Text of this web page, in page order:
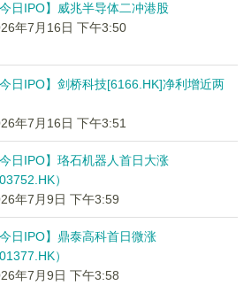
今日IPO】威兆半导体二冲港股
年7月16日 下午3:50
今日IPO】剑桥科技[6166.HK]净利增近两
年7月16日 下午3:51
今日IPO】珞石机器人首日大涨
03752.HK）
年7月9日 下午3:59
今日IPO】鼎泰高科首日微涨
01377.HK）
年7月9日 下午3:58